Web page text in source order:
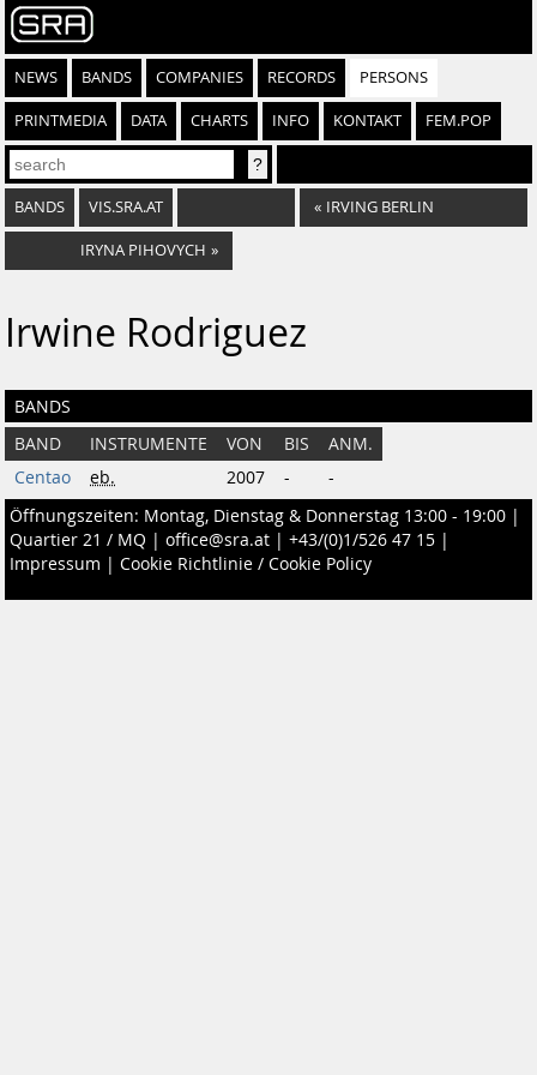
NEWS BANDS COMPANIES RECORDS PERSONS
PRINTMEDIA DATA CHARTS INFO KONTAKT FEM.POP
BANDS VIS.SRA.AT « IRVING BERLIN
IRYNA PIHOVYCH »
Irwine Rodriguez
BANDS
BAND INSTRUMENTE VON BIS
ANM.
Centao
eb. 2007 -
-
Öffnungszeiten: Montag, Dienstag & Donnerstag 13:00 - 19:00 |
Quartier 21 / MQ | office@sra.at | +43/(0)1/526 47 15 |
Impressum | Cookie Richtlinie / Cookie Policy